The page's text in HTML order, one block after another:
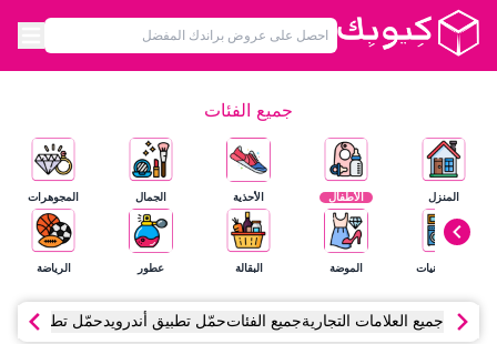
جميع الفئات
المنزل
الإلكترونيات
الأطفال
الموضة
الأحذية
البقالة
الجمال
عطور
المجوهرات
الرياضة
جميع العلامات التجاريةجميع الفئاتحمّل تطبيق أندرويدحمّل تطبيق آي